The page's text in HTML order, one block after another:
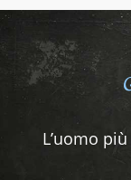
L’uomo